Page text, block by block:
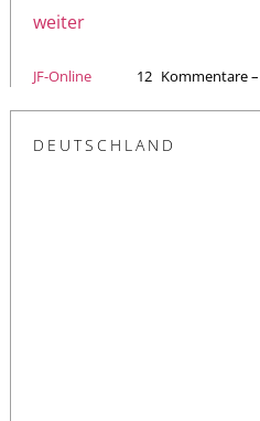
weiter
JF-Online 12 Kommentare
DEUTSCHLAND